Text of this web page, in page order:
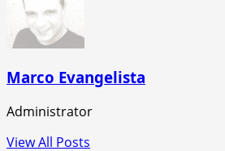
Marco Evangelista
Administrator
View All Posts